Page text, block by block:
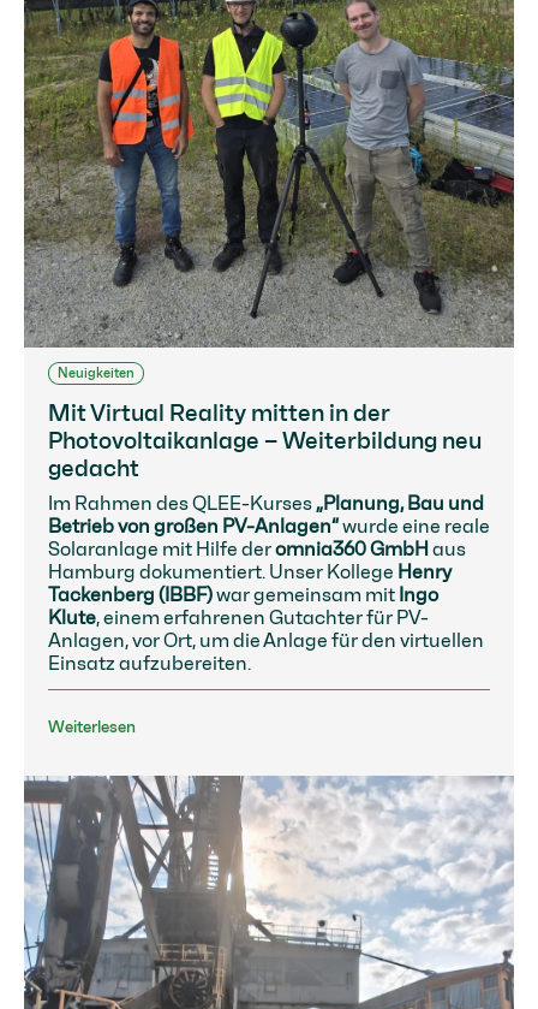
Neuigkeiten
Mit Virtual Reality mitten in der
Photovoltaikanlage – Weiterbildung neu
gedacht
Im Rahmen des QLEE-Kurses„Planung, Bau und
Betrieb von großen PV-Anlagen“wurde eine reale
Solaranlage mit Hilfe deromnia360 GmbH aus
Hamburg dokumentiert. Unser Kollege Henry
Tackenberg (IBBF)war gemeinsam mit Ingo
Klute, einem erfahrenen Gutachter für PV-
Anlagen, vor Ort, um die Anlage für den virtuellen
Einsatz aufzubereiten.
Weiterlesen